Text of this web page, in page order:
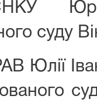
суду
Юлії